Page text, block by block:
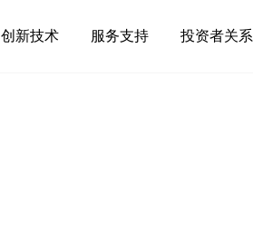
创新技术 服务支持 投资者关系